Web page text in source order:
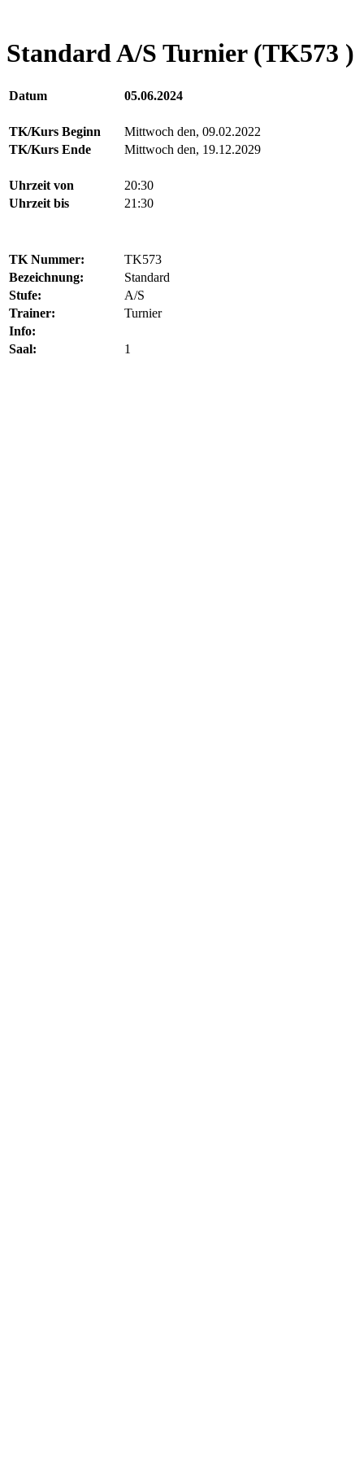
Standard A/S Turnier (TK573 )
Datum 05.06.2024
TK/Kurs Beginn
Mittwoch den, 09.02.2022
TK/Kurs Ende
Mittwoch den, 19.12.2029
Uhrzeit von
20:30
Uhrzeit bis
21:30
TK Nummer:
TK573
Bezeichnung:
Standard
Stufe:
A/S
Trainer:
Turnier
Info:
Saal:
1